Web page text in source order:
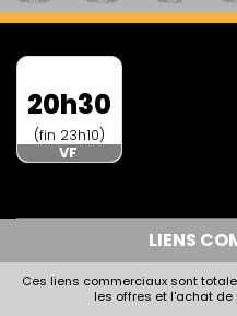
20h30
(fin 23h10)
VF
LIENS
Ces liens commerciaux sont
les offres et l'achat